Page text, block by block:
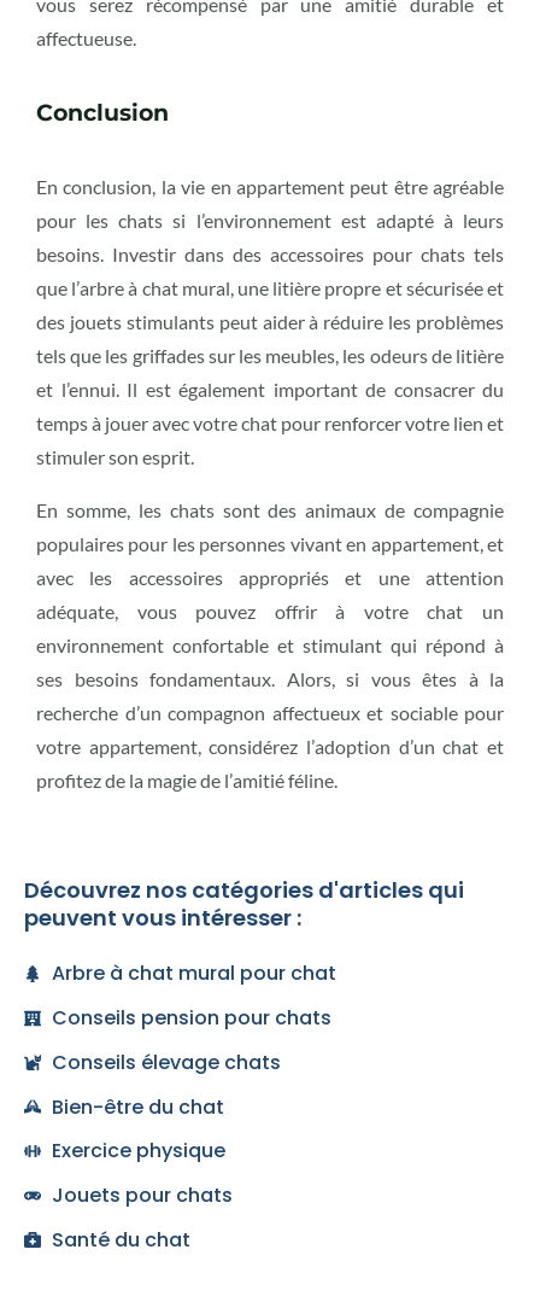
vous serez récompensé par une amitié durable et
affectueuse.
Conclusion
En conclusion, la vie en appartement peut être agréable
pour les chats si l’environnement est adapté à leurs
besoins. Investir dans des accessoires pour chats tels
que l’arbre à chat mural, une litière propre et sécurisée et
des jouets stimulants peut aider à réduire les problèmes
tels que les griffades sur les meubles, les odeurs de litière
et l’ennui. Il est également important de consacrer du
temps à jouer avec votre chat pour renforcer votre lien et
stimuler son esprit.
En somme, les chats sont des animaux de compagnie
populaires pour les personnes vivant en appartement, et
avec les accessoires appropriés et une attention
adéquate, vous pouvez offrir à votre chat un
environnement confortable et stimulant qui répond à
ses besoins fondamentaux. Alors, si vous êtes à la
recherche d’un compagnon affectueux et sociable pour
votre appartement, considérez l’adoption d’un chat et
profitez de la magie de l’amitié féline.
Découvrez nos catégories d'articles qui
peuvent vous intéresser :
Arbre à chat mural pour chat
Conseils pension pour chats
Conseils élevage chats
Bien-être du chat
Exercice physique
Jouets pour chats
Santé du chat